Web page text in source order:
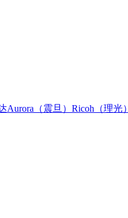
Aurora（震旦） Ricoh（理光）